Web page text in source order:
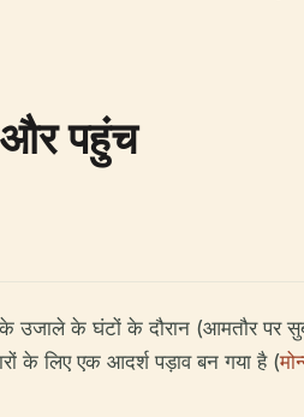
पहुंच
के उजाले के घंटों के दौरान (आमतौर
के लिए एक आदर्श पड़ाव बन गया है (